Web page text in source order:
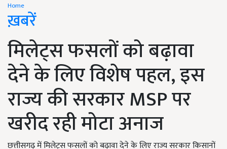
Home
ख़बरें
मिलेट्स फसलों को बढ़ावा
देने के लिए विशेष पहल, इस
राज्य की सरकार MSP पर
खरीद रही मोटा अनाज
छत्तीसगढ़ में मिलेट्स फसलों को बढ़ावा देने के लिए राज्य सरकार किसानों